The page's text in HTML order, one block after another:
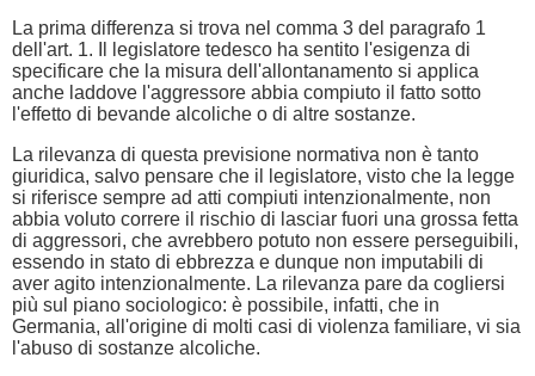
La prima differenza si trova nel comma 3 del paragrafo 1
dell'art. 1. Il legislatore tedesco ha sentito l'esigenza di
specificare che la misura dell'allontanamento si applica
anche laddove l'aggressore abbia compiuto il fatto sotto
l'effetto di bevande alcoliche o di altre sostanze.
La rilevanza di questa previsione normativa non è tanto
giuridica, salvo pensare che il legislatore, visto che la legge
si riferisce sempre ad atti compiuti intenzionalmente, non
abbia voluto correre il rischio di lasciar fuori una grossa fetta
di aggressori, che avrebbero potuto non essere perseguibili,
essendo in stato di ebbrezza e dunque non imputabili di
aver agito intenzionalmente. La rilevanza pare da cogliersi
più sul piano sociologico: è possibile, infatti, che in
Germania, all'origine di molti casi di violenza familiare, vi sia
l'abuso di sostanze alcoliche.